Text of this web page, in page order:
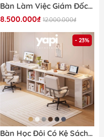
Bàn Làm Việc Giám Đốc Vân Gỗ Phối Đen Viền Kim Loại Có Ngăn Kéo 200x80x75cm Yapi-BLD003
8.500.000₫ 12.000.000₫
- 23%
Bàn Học Đôi Có Kệ Sách 6 Ô Cho 2 Người Gỗ MDF Hiện Đại 120x50x75cm Yapi-424